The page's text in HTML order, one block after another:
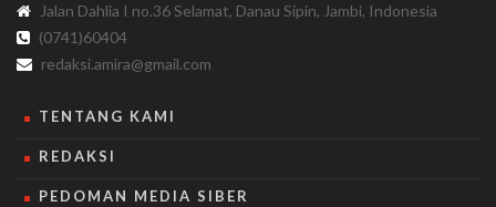
Jalan Dahlia I no.36 Selamat, Danau Sipin, Jambi, Indonesia
(0741)60404
redaksi.amira@gmail.com
TENTANG KAMI
REDAKSI
PEDOMAN MEDIA SIBER